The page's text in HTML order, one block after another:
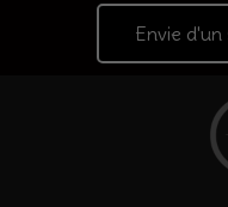
Envie